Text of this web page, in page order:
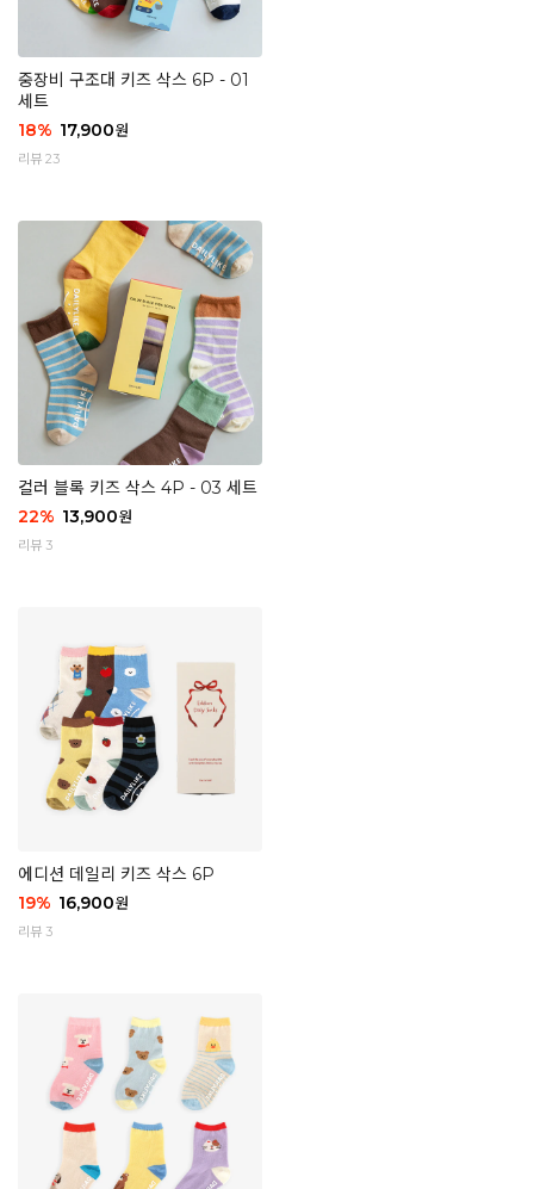
중장비 구조대 키즈 삭스 6P - 01
세트
18% 17,900원
리뷰 23
컬러 블록 키즈 삭스 4P - 03 세트
22% 13,900원
리뷰 3
에디션 데일리 키즈 삭스 6P
19% 16,900원
리뷰 3